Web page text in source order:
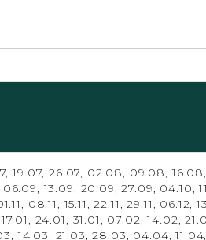
19.07,26.07, 02.08, 09.08,16.08,
06.09,13.09, 20.09,27.09, 04.10,
08.11,15.11,22.11,29.11, 06.12,
17.01, 24.01, 31.01, 07.02,14.02,
14.03, 21.03,28.03, 04.04,